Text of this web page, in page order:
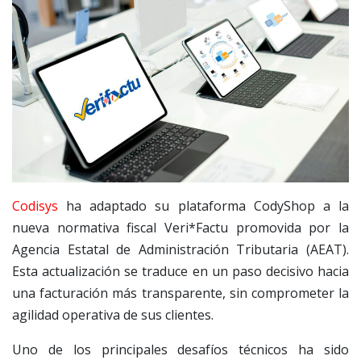
Codisys ha adaptado su plataforma CodyShop a la
nueva normativa fiscal Veri*Factu promovida por la
Agencia Estatal de Administración Tributaria (AEAT).
Esta actualización se traduce en un paso decisivo hacia
una facturación más transparente, sin comprometer la
agilidad operativa de sus clientes.
Uno de los principales desafíos técnicos ha sido